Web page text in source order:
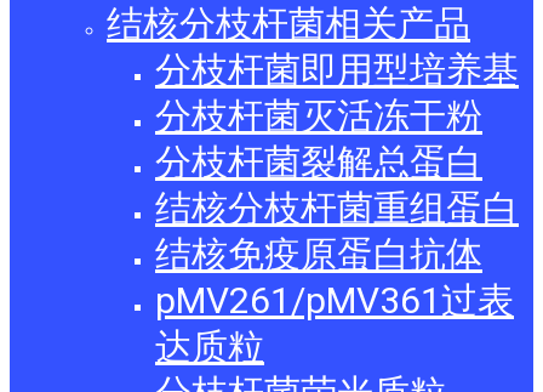
结核分枝杆菌相关产品
分枝杆菌即用型培养基
分枝杆菌灭活冻干粉
分枝杆菌裂解总蛋白
结核分枝杆菌重组蛋白
结核免疫原蛋白抗体
pMV261/pMV361过表
达质粒